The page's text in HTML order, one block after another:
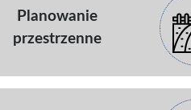
Planowanie
przestrzenne